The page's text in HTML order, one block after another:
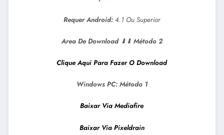
Requer Android:4.1 Ou Superior
Area De Download⬇⬇ Método 2
Clique Aqui Para Fazer O Download
Windows PC: Método 1
Baixar Via Mediafire
Baixar Via Pixeldrain